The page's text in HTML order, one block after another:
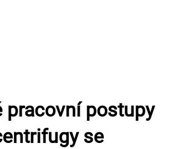
pracovní postupy
se